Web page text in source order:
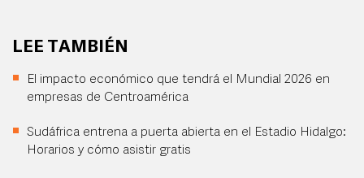
LEE TAMBIÉN
El impacto económico que tendrá el Mundial 2026 en
empresas de Centroamérica
Sudáfrica entrena a puerta abierta en el Estadio Hidalgo:
Horarios y cómo asistir gratis